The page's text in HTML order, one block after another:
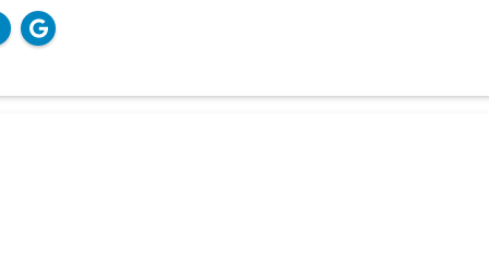
недохотниками - браками.